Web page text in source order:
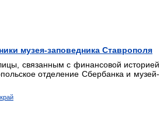
музея-заповедника Ставрополя
связанным с финансовой историей
отделение Сбербанка и музей-